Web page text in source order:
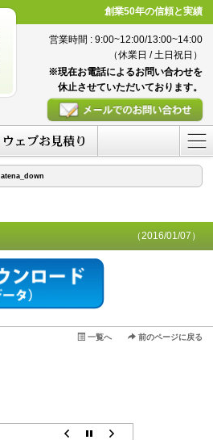
創業50年の信頼と実績
営業時間 : 9:00~12:00/13:00~14:00
（休業日 / 土日祝日）
※現在お電話によるお問い合わせを
休止させていただいております。
atena_down
（2016/01/07）
一覧へ 前のページに戻る